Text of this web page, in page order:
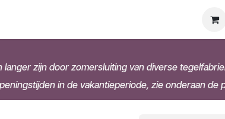
zijn door zomersluiting van diverse
in de vakantieperiode, zie onderaan de